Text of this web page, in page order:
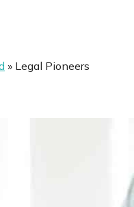
» Legal Pioneers